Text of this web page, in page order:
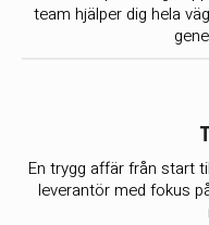
team hjälper dig hela
En trygg affär från start
leverantör med fokus